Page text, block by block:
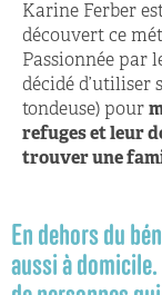
Karine Ferber
découvert ce
Passionnée par
décidé d’utiliser
tondeuse) pour
refuges et leur
trouver une
En dehors du
aussi à